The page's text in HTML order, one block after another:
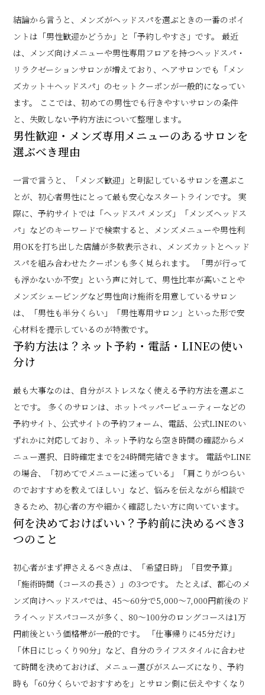
結論から言うと、メンズがヘッドスパを選ぶときの一番のポイ
ントは「男性歓迎かどうか」と「予約しやすさ」です。 最近
は、メンズ向けメニューや男性専用フロアを持つヘッドスパ・
リラクゼーションサロンが増えており、ヘアサロンでも「メン
ズカット＋ヘッドスパ」のセットクーポンが一般的になってい
ます。 ここでは、初めての男性でも行きやすいサロンの条件
と、失敗しない予約方法について整理します。
男性歓迎・メンズ専用メニューのあるサロンを
選ぶべき理由
一言で言うと、「メンズ歓迎」と明記しているサロンを選ぶこ
とが、初心者男性にとって最も安心なスタートラインです。 実
際に、予約サイトでは「ヘッドスパ メンズ」「メンズヘッドス
パ」などのキーワードで検索すると、メンズメニューや男性利
用OKを打ち出した店舗が多数表示され、メンズカットとヘッド
スパを組み合わせたクーポンも多く見られます。 「男が行って
も浮かないか不安」という声に対して、男性比率が高いことや
メンズシェービングなど男性向け施術を用意しているサロン
は、「男性も半分くらい」「男性専用サロン」といった形で安
心材料を提示しているのが特徴です。
予約方法は？ネット予約・電話・LINEの使い
分け
最も大事なのは、自分がストレスなく使える予約方法を選ぶこ
とです。 多くのサロンは、ホットペッパービューティーなどの
予約サイト、公式サイトの予約フォーム、電話、公式LINEのい
ずれかに対応しており、ネット予約なら空き時間の確認からメ
ニュー選択、日時確定までを24時間完結できます。 電話やLINE
の場合、「初めてでメニューに迷っている」「肩こりがつらい
のでおすすめを教えてほしい」など、悩みを伝えながら相談で
きるため、初心者の方や細かく確認したい方に向いています。
何を決めておけばいい？予約前に決めるべき3
つのこと
初心者がまず押さえるべき点は、「希望日時」「目安予算」
「施術時間（コースの長さ）」の3つです。 たとえば、都心のメ
ンズ向けヘッドスパでは、45〜60分で5,000〜7,000円前後のド
ライヘッドスパコースが多く、80〜100分のロングコースは1万
円前後という価格帯が一般的です。 「仕事帰りに45分だけ」
「休日にじっくり90分」など、自分のライフスタイルに合わせ
て時間を決めておけば、メニュー選びがスムーズになり、予約
時も「60分くらいでおすすめを」とサロン側に伝えやすくなり